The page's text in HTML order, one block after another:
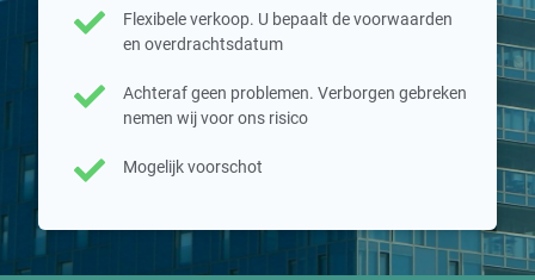
Flexibele verkoop. U bepaalt de voorwaarden
en overdrachtsdatum
Achteraf geen problemen. Verborgen gebreken
nemen wij voor ons risico
Mogelijk voorschot